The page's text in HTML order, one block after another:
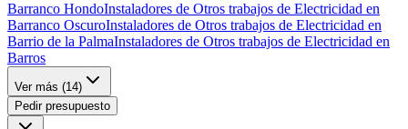
Barranco HondoInstaladores de Otros trabajos de Electricidad en
Barranco OscuroInstaladores de Otros trabajos de Electricidad en
Barrio de la PalmaInstaladores de Otros trabajos de Electricidad en
Barros
Ver más (14)
Pedir presupuesto